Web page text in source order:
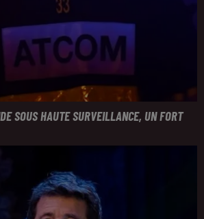
SOUS HAUTE SURVEILLANCE, UN FORT